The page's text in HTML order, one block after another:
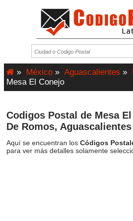
» México » Aguascalientes »
Mesa El Conejo
Codigos Postal de Mesa
De Romos, Aguascalientes
Aquí se encuentran los Códigos
para ver más detalles solamente